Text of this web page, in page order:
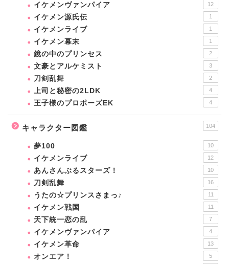
イケメンヴァンパイア 12
イケメン源氏伝 1
イケメンライブ 1
イケメン幕末 1
鏡の中のプリンセス 2
文豪とアルケミスト 3
刀剣乱舞 2
上司と秘密の2LDK 4
王子様のプロポーズEK 4
キャラクター図鑑 104
夢100 10
イケメンライブ 12
あんさんぶるスターズ！ 10
刀剣乱舞 16
うたの☆プリンスさまっ♪ 11
イケメン戦国 11
天下統一恋の乱 7
イケメンヴァンパイア 4
イケメン革命 13
オンエア！ 5